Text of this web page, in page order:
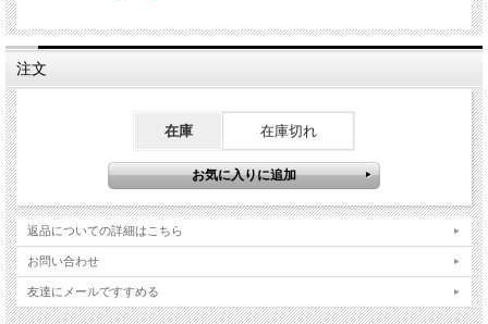
注文
在庫 在庫切れ
返品についての詳細はこちら
お問い合わせ
友達にメールですすめる